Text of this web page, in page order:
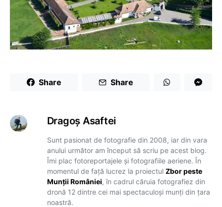
Share Share
Dragoş Asaftei
Sunt pasionat de fotografie din 2008, iar din vara
anului următor am început să scriu pe acest blog.
Îmi plac fotoreportajele și fotografiile aeriene. În
momentul de față lucrez la proiectul Zbor peste
Munții României, în cadrul căruia fotografiez din
dronă 12 dintre cei mai spectaculoși munți din țara
noastră.